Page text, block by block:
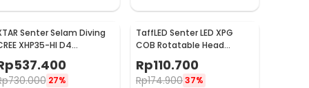
Senter Selam Diving
XHP35-HI D4
Waterproof IPX8 1600
- D26 1600S
537.400
730.000 27%
TaffLED Senter LED XPG
COB Rotatable Head
Lumens - 3189A
Rp110.700
Rp174.90037%